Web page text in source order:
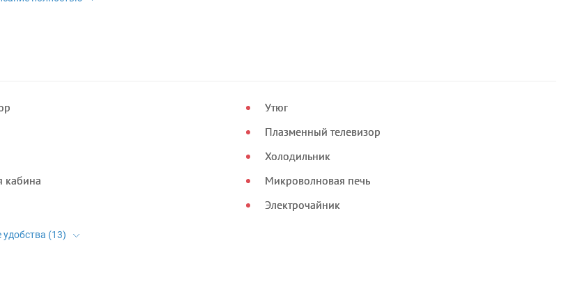
кабина
Утюг
Плазменный телевизор
Холодильник
Микроволновая печь
Электрочайник